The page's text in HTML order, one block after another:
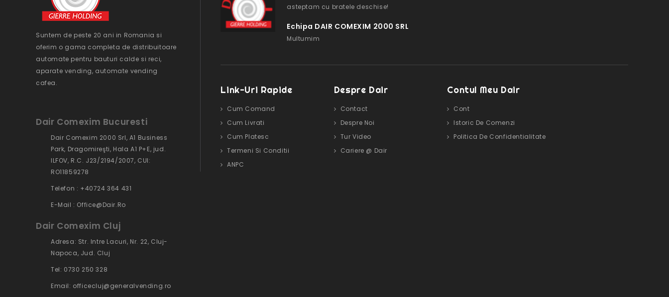
Suntem de peste 20 ani in Romania si
oferim o gama completa de distribuitoare
automate pentru bauturi calde si reci,
aparate vending, automate vending
cafea.
Dair Comexim Bucuresti
Dair Comexim 2000 Srl, A1 Business
Park, Dragomireşti, Hala A1 P+E, jud.
ILFOV, R.C. J23/2194/2007, CUI:
RO11859278
Telefon : +40724 364 431
E-Mail : Office@dair.ro
Dair Comexim Cluj
Adresa: Str. Intre Lacuri, Nr. 22, Cluj-
Napoca, Jud. Cluj
Tel: 0730 250 328
Email: officecluj@generalvending.ro
asteptam cu bratele deschise!
Echipa DAIR COMEXIM 2000 SRL
Multumim
Link-Uri Rapide
Cum Comand
Cum Livrati
Cum Platesc
Termeni Si Conditii
ANPC
Despre Dair
Contact
Despre Noi
Tur Video
Cariere @ Dair
Contul Meu Dair
Cont
Istoric De Comenzi
Politica De Confidentialitate